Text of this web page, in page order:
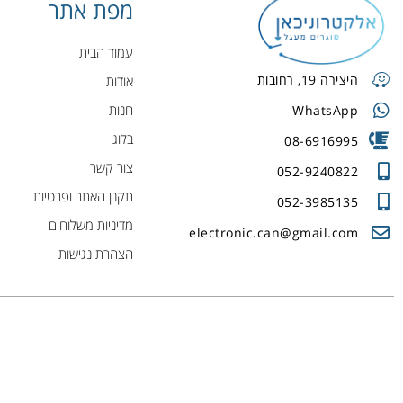
היצירה 19, רחובות
WhatsApp
08-6916995
052-9240822
052-3985135
electronic.can@gmail.com
מפת אתר
עמוד הבית
אודות
חנות
בלוג
צור קשר
תקנן האתר ופרטיות
מדיניות משלוחים
הצהרת נגישות